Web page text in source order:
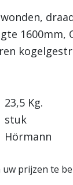
1600mm,
23,5 Kg.
stuk
Hörmann
uw prijzen te